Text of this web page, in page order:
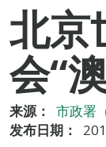
北京
会“
来源：
市政署
发布日期：